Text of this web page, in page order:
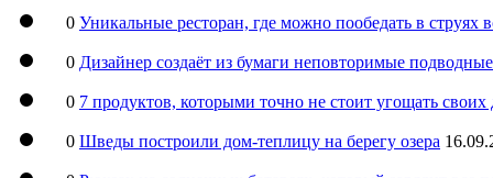
0 Уникальные ресторан, где можно пообедать в струях
0 Дизайнер создаёт из бумаги неповторимые
0 7 продуктов, которыми точно не стоит угощать
0 Шведы построили дом-теплицу на берегу озера